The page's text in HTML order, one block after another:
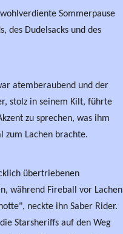
Sommerpause
des Dudelsacks und des
atemberaubend und der
stolz in seinem Kilt, führte
zu sprechen, was ihm
zum Lachen brachte.
übertriebenen
während Fireball vor Lachen
neckte ihn Saber Rider.
Starsheriffs auf den Weg